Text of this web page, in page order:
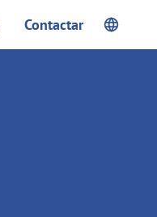
Contactar